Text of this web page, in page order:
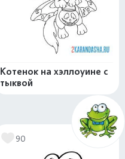
Котенок на хэллоуине с
тыквой
90